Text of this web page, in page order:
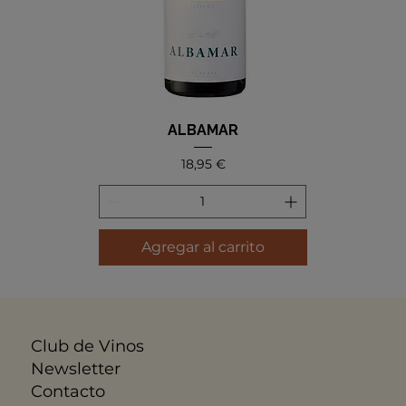
Club de Vinos
Newsletter
Contacto
ALBAMAR
Precio
18,95 €
Agregar al carrito